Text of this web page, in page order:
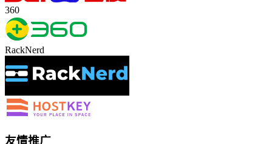
360
RackNerd
友情推广